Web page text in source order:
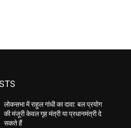
लोकसभा में राहुल गांधी का दावा: बल प्रयोग
की मंजूरी केवल गृह मंत्री या प्रधानमंत्री दे
सकते हैं